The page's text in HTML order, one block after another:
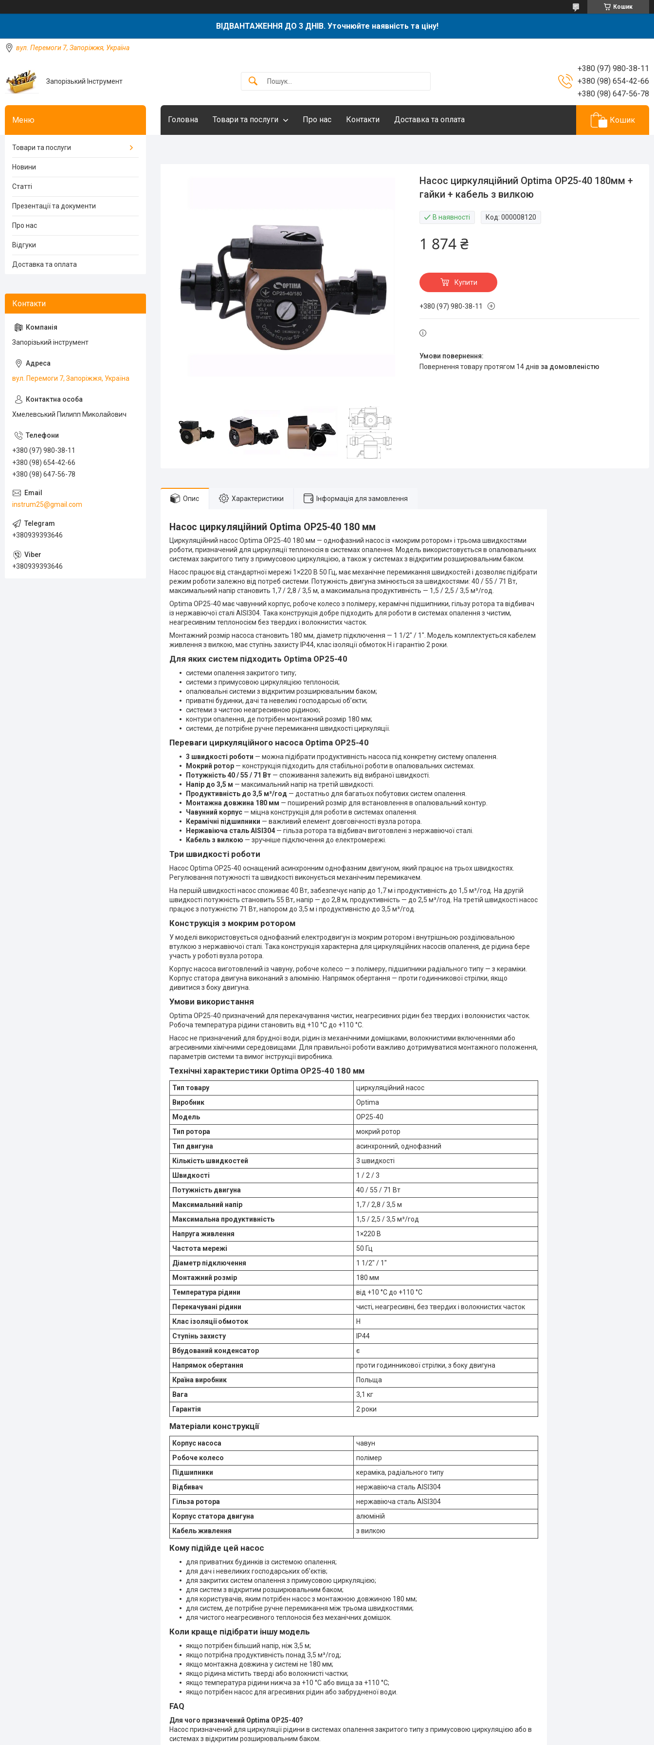
Кошик
ВІДВАНТАЖЕННЯ ДО 3 ДНІВ. Уточнюйте наявність та ціну!
вул. Перемоги 7, Запоріжжя, Україна
Запорізький Інструмент
+380 (97) 980-38-11
+380 (98) 654-42-66
+380 (98) 647-56-78
Головна Товари та послуги Про нас Контакти Доставка та оплата Кошик
Насос циркуляційний Optima OP25-40 180мм +
гайки + кабель з вилкою
В наявності Код:000008120
1 874 ₴
Купити
+380 (97) 980-38-11
повернення товару протягом 14 днів за домовленістю
Опис Характеристики Інформація для замовлення
Насос циркуляційний Optima OP25-40 180 мм
Циркуляційний насос Optima OP25-40 180 мм — однофазний насос із «мокрим ротором» і трьома швидкостями
роботи, призначений для циркуляції теплоносія в системах опалення. Модель використовується в опалювальних
системах закритого типу з примусовою циркуляцією, а також у системах з відкритим розширювальним баком.
Насос працює від стандартної мережі 1×220 В 50 Гц, має механічне перемикання швидкостей і дозволяє підібрати
режим роботи залежно від потреб системи. Потужність двигуна змінюється за швидкостями: 40 / 55 / 71 Вт,
максимальний напір становить 1,7 / 2,8 / 3,5 м, а максимальна продуктивність — 1,5 / 2,5 / 3,5 м³/год.
Optima OP25-40 має чавунний корпус, робоче колесо з полімеру, керамічні підшипники, гільзу ротора та відбивач
із нержавіючої сталі AISI304. Така конструкція добре підходить для роботи в системах опалення з чистим,
неагресивним теплоносієм без твердих і волокнистих часток.
Монтажний розмір насоса становить 180 мм, діаметр підключення — 1 1/2″ / 1″. Модель комплектується кабелем
живлення з вилкою, має ступінь захисту IP44, клас ізоляції обмоток H і гарантію 2 роки.
Для яких систем підходить Optima OP25-40
системи опалення закритого типу;
системи з примусовою циркуляцією теплоносія;
опалювальні системи з відкритим розширювальним баком;
приватні будинки, дачі та невеликі господарські об’єкти;
системи з чистою неагресивною рідиною;
контури опалення, де потрібен монтажний розмір 180 мм;
системи, де потрібне ручне перемикання швидкості циркуляції.
Переваги циркуляційного насоса Optima OP25-40
3 швидкості роботи — можна підібрати продуктивність насоса під конкретну систему опалення.
Мокрий ротор — конструкція підходить для стабільної роботи в опалювальних системах.
Потужність 40 / 55 / 71 Вт — споживання залежить від вибраної швидкості.
Напір до 3,5 м — максимальний напір на третій швидкості.
Продуктивність до 3,5 м³/год — достатньо для багатьох побутових систем опалення.
Монтажна довжина 180 мм — поширений розмір для встановлення в опалювальний контур.
Чавунний корпус — міцна конструкція для роботи в системах опалення.
Керамічні підшипники — важливий елемент довговічності вузла ротора.
Нержавіюча сталь AISI304 — гільза ротора та відбивач виготовлені з нержавіючої сталі.
Кабель з вилкою — зручніше підключення до електромережі.
Три швидкості роботи
Насос Optima OP25-40 оснащений асинхронним однофазним двигуном, який працює на трьох швидкостях.
Регулювання потужності та швидкості виконується механічним перемикачем.
На першій швидкості насос споживає 40 Вт, забезпечує напір до 1,7 м і продуктивність до 1,5 м³/год. На другій
швидкості потужність становить 55 Вт, напір — до 2,8 м, продуктивність — до 2,5 м³/год. На третій швидкості насос
працює з потужністю 71 Вт, напором до 3,5 м і продуктивністю до 3,5 м³/год.
Конструкція з мокрим ротором
У моделі використовується однофазний електродвигун із мокрим ротором і внутрішньою розділювальною
втулкою з нержавіючої сталі. Така конструкція характерна для циркуляційних насосів опалення, де рідина бере
участь у роботі вузла ротора.
Корпус насоса виготовлений із чавуну, робоче колесо — з полімеру, підшипники радіального типу — з кераміки.
Корпус статора двигуна виконаний з алюмінію. Напрямок обертання — проти годинникової стрілки, якщо
дивитися з боку двигуна.
Умови використання
Optima OP25-40 призначений для перекачування чистих, неагресивних рідин без твердих і волокнистих часток.
Робоча температура рідини становить від +10 °C до +110 °C.
Насос не призначений для брудної води, рідин із механічними домішками, волокнистими включеннями або
агресивними хімічними середовищами. Для правильної роботи важливо дотримуватися монтажного положення,
параметрів системи та вимог інструкції виробника.
Технічні характеристики Optima OP25-40 180 мм
Тип товару
циркуляційний насос
Виробник
Optima
Модель
OP25-40
Тип ротора
мокрий ротор
Тип двигуна
асинхронний, однофазний
Кількість швидкостей
3 швидкості
Швидкості
1 / 2 / 3
Потужність двигуна
40 / 55 / 71 Вт
Максимальний напір
1,7 / 2,8 / 3,5 м
Максимальна продуктивність
1,5 / 2,5 / 3,5 м³/год
Напруга живлення
1×220 В
Частота мережі
50 Гц
Діаметр підключення
1 1/2″ / 1″
Монтажний розмір
180 мм
Температура рідини
від +10 °C до +110 °C
Перекачувані рідини
чисті, неагресивні, без твердих і волокнистих часток
Клас ізоляції обмоток
H
Ступінь захисту
IP44
Вбудований конденсатор
є
Напрямок обертання
проти годинникової стрілки, з боку двигуна
Країна виробник
Польща
Вага
3,1 кг
Гарантія
2 роки
Матеріали конструкції
Корпус насоса
чавун
Робоче колесо
полімер
Підшипники
кераміка, радіального типу
Відбивач
нержавіюча сталь AISI304
Гільза ротора
нержавіюча сталь AISI304
Корпус статора двигуна
алюміній
Кабель живлення
з вилкою
Кому підійде цей насос
для приватних будинків із системою опалення;
для дач і невеликих господарських об’єктів;
для закритих систем опалення з примусовою циркуляцією;
для систем з відкритим розширювальним баком;
для користувачів, яким потрібен насос з монтажною довжиною 180 мм;
для систем, де потрібне ручне перемикання між трьома швидкостями;
для чистого неагресивного теплоносія без механічних домішок.
Коли краще підібрати іншу модель
якщо потрібен більший напір, ніж 3,5 м;
якщо потрібна продуктивність понад 3,5 м³/год;
якщо монтажна довжина у системі не 180 мм;
якщо рідина містить тверді або волокнисті частки;
якщо температура рідини нижча за +10 °C або вища за +110 °C;
якщо потрібен насос для агресивних рідин або забрудненої води.
FAQ
Для чого призначений Optima OP25-40?
Насос призначений для циркуляції рідини в системах опалення закритого типу з примусовою циркуляцією або в
системах з відкритим розширювальним баком.
Товари та послуги
Новини
Статті
Презентації та документи
Про нас
Відгуки
Доставка та оплата
Запорізький інструмент
вул. Перемоги 7, Запоріжжя, Україна
Хмелевський Пилипп Миколайович
+380 (97) 980-38-11
+380 (98) 654-42-66
+380 (98) 647-56-78
instrum25@gmail.com
+380939393646
+380939393646